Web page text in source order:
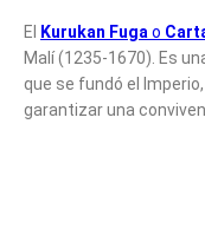
El Kurukan Fuga o
Malí (1235-1670). Es
que se fundó el
garantizar una